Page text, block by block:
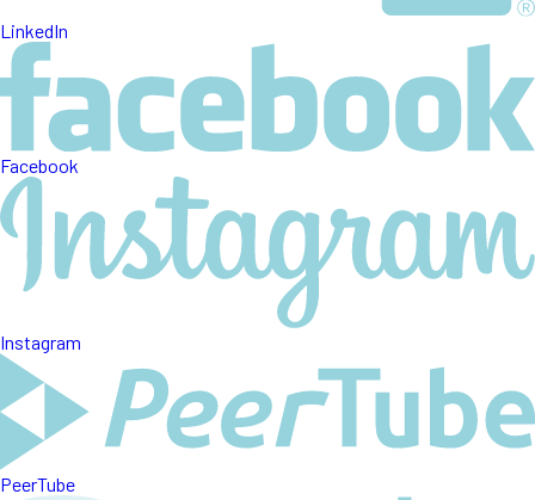
LinkedIn
Facebook
Instagram
PeerTube